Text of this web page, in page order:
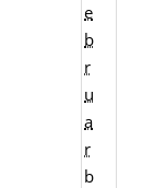
e
b
r
u
a
r
b